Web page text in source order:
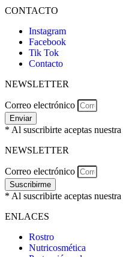
CONTACTO
Instagram
Facebook
Tik Tok
Contacto
NEWSLETTER
Correo electrónico
Enviar
* Al suscribirte aceptas nuestra
NEWSLETTER
Correo electrónico
Suscribirme
* Al suscribirte aceptas nuestra
ENLACES
Rostro
Nutricosmética